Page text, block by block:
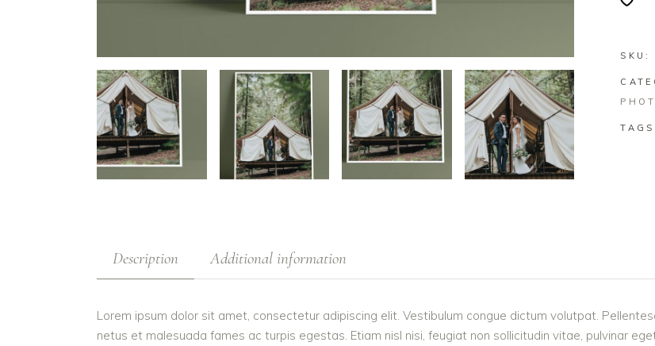
SKU:
Description Additional information
Lorem ipsum dolor sit amet, consectetur adipiscing elit. Vestibulum congue dictum volutpat.
netus et malesuada fames ac turpis egestas. Etiam nisl nisi, feugiat non sollicitudin vitae, pulvinar